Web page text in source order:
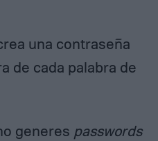
una contraseña
de cada palabra de
generes passwords